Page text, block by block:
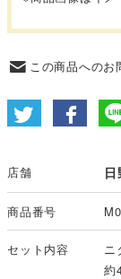
この商品へのお
店舗
商品番号
セット内容
ニ
約